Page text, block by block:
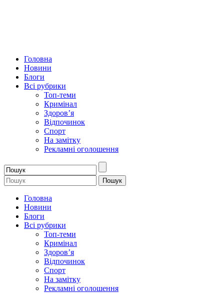
Головна
Новини
Блоги
Всі рубрики
Топ-теми
Кримінал
Здоров’я
Відпочинок
Спорт
На замітку
Рекламні оголошення
Головна
Новини
Блоги
Всі рубрики
Топ-теми
Кримінал
Здоров’я
Відпочинок
Спорт
На замітку
Рекламні оголошення